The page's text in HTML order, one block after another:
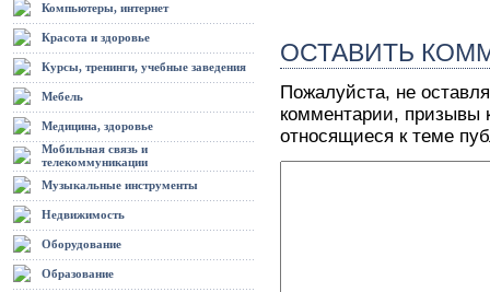
Компьютеры, интернет
Красота и здоровье
Курсы, тренинги, учебные заведения
Мебель
Медицина, здоровье
Мобильная связь и
телекоммуникации
Музыкальные инструменты
Недвижимость
Оборудование
Образование
ОСТАВИТЬ
Пожалуйста, не
комментарии, призывы
относящиеся к теме